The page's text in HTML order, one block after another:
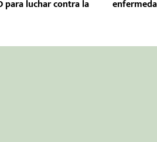
para luchar contra la